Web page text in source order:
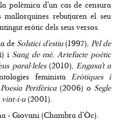
polèmica d'un cas de censura
rebutjaren el seu
eròtic dels seus versos.
de Solstici d’estiu(1997), Pèl de
i Sang de mè. Artefacte poètic
paral·leles (2010), Engaxa’t a
feminista Eròtiques i
Periférica(2006) o Segle
vint-i-u(2001).
- Giovani (Chambra d'Òc).